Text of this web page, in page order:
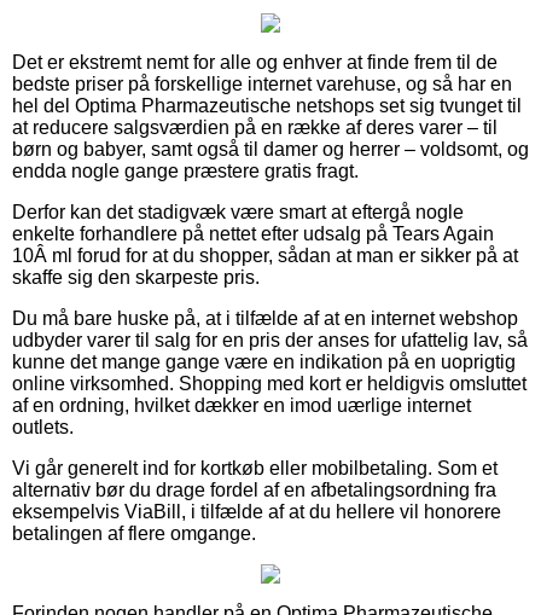
Det er ekstremt nemt for alle og enhver at finde frem til de
bedste priser på forskellige internet varehuse, og så har en
hel del Optima Pharmazeutische netshops set sig tvunget til
at reducere salgsværdien på en række af deres varer – til
børn og babyer, samt også til damer og herrer – voldsomt, og
endda nogle gange præstere gratis fragt.
Derfor kan det stadigvæk være smart at eftergå nogle
enkelte forhandlere på nettet efter udsalg på Tears Again
10Â ml forud for at du shopper, sådan at man er sikker på at
skaffe sig den skarpeste pris.
Du må bare huske på, at i tilfælde af at en internet webshop
udbyder varer til salg for en pris der anses for ufattelig lav, så
kunne det mange gange være en indikation på en uoprigtig
online virksomhed. Shopping med kort er heldigvis omsluttet
af en ordning, hvilket dækker en imod uærlige internet
outlets.
Vi går generelt ind for kortkøb eller mobilbetaling. Som et
alternativ bør du drage fordel af en afbetalingsordning fra
eksempelvis ViaBill, i tilfælde af at du hellere vil honorere
betalingen af flere omgange.